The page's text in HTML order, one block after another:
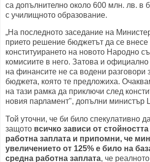
са допълнително около 600 млн. лв. в
с училищното образование.
„На последното заседание на
прието решение бюджетът да се
конституирането на новото Народно
комисиите в него. Затова и
на финансите не са водени разговори
бюджета, която те предложиха.
на тази рамка да приключи след
новия парламент", допълни министър
Той уточни, че би било спекулативно
защото всичко зависи от
работна заплата и припомни, че
увеличението от 125% е било на
средна работна заплата, че